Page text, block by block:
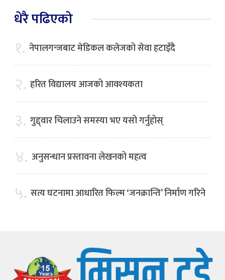
धेरै पढिएको
१. नेपालगन्जबाट मेडिकल कलेजको सेवा हटाइँदै
२. हरित विद्यालय आजको आवश्यकता
३. गुद्द्वार चिलाउने समस्या भए यसो गर्नुहोस्
४. अनुसन्धान प्रस्तावना लेखनको महत्व
५. सत्य घटनामा आधारित फिल्म ‘जनक्रान्ति’ निर्माण गरिने